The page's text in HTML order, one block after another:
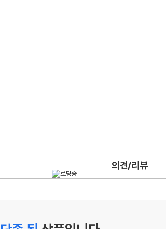
의견/리뷰